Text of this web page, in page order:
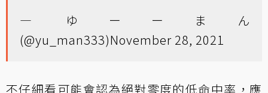
— ゆーーまん
(@yu_man333)November 28, 2021
不仔細看可能會認為絕對零度的低命中率，應